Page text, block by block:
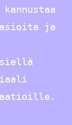
asioita ja